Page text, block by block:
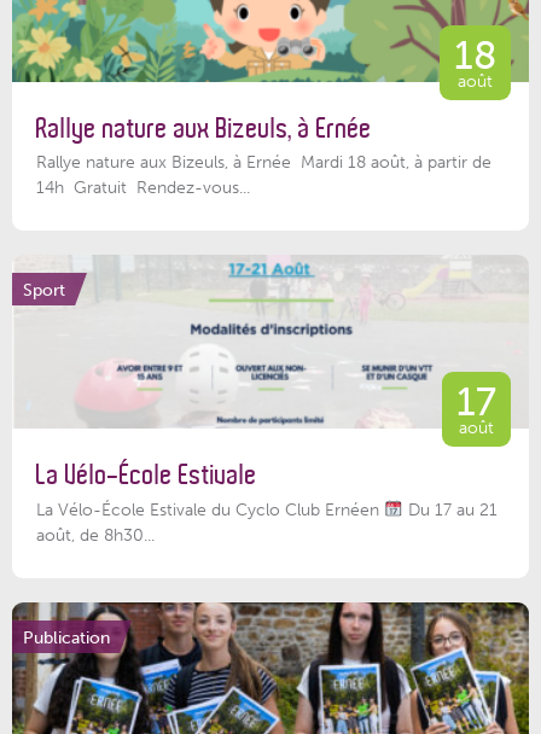
18
août
Rallye nature aux Bizeuls, à Ernée
Rallye nature aux Bizeuls, à Ernée Mardi 18 août, à partir de
14h Gratuit Rendez-vous...
Sport
17
août
La Vélo-École Estivale
La Vélo-École Estivale du Cyclo Club Ernéen
Du 17 au 21
août, de 8h30...
Publication